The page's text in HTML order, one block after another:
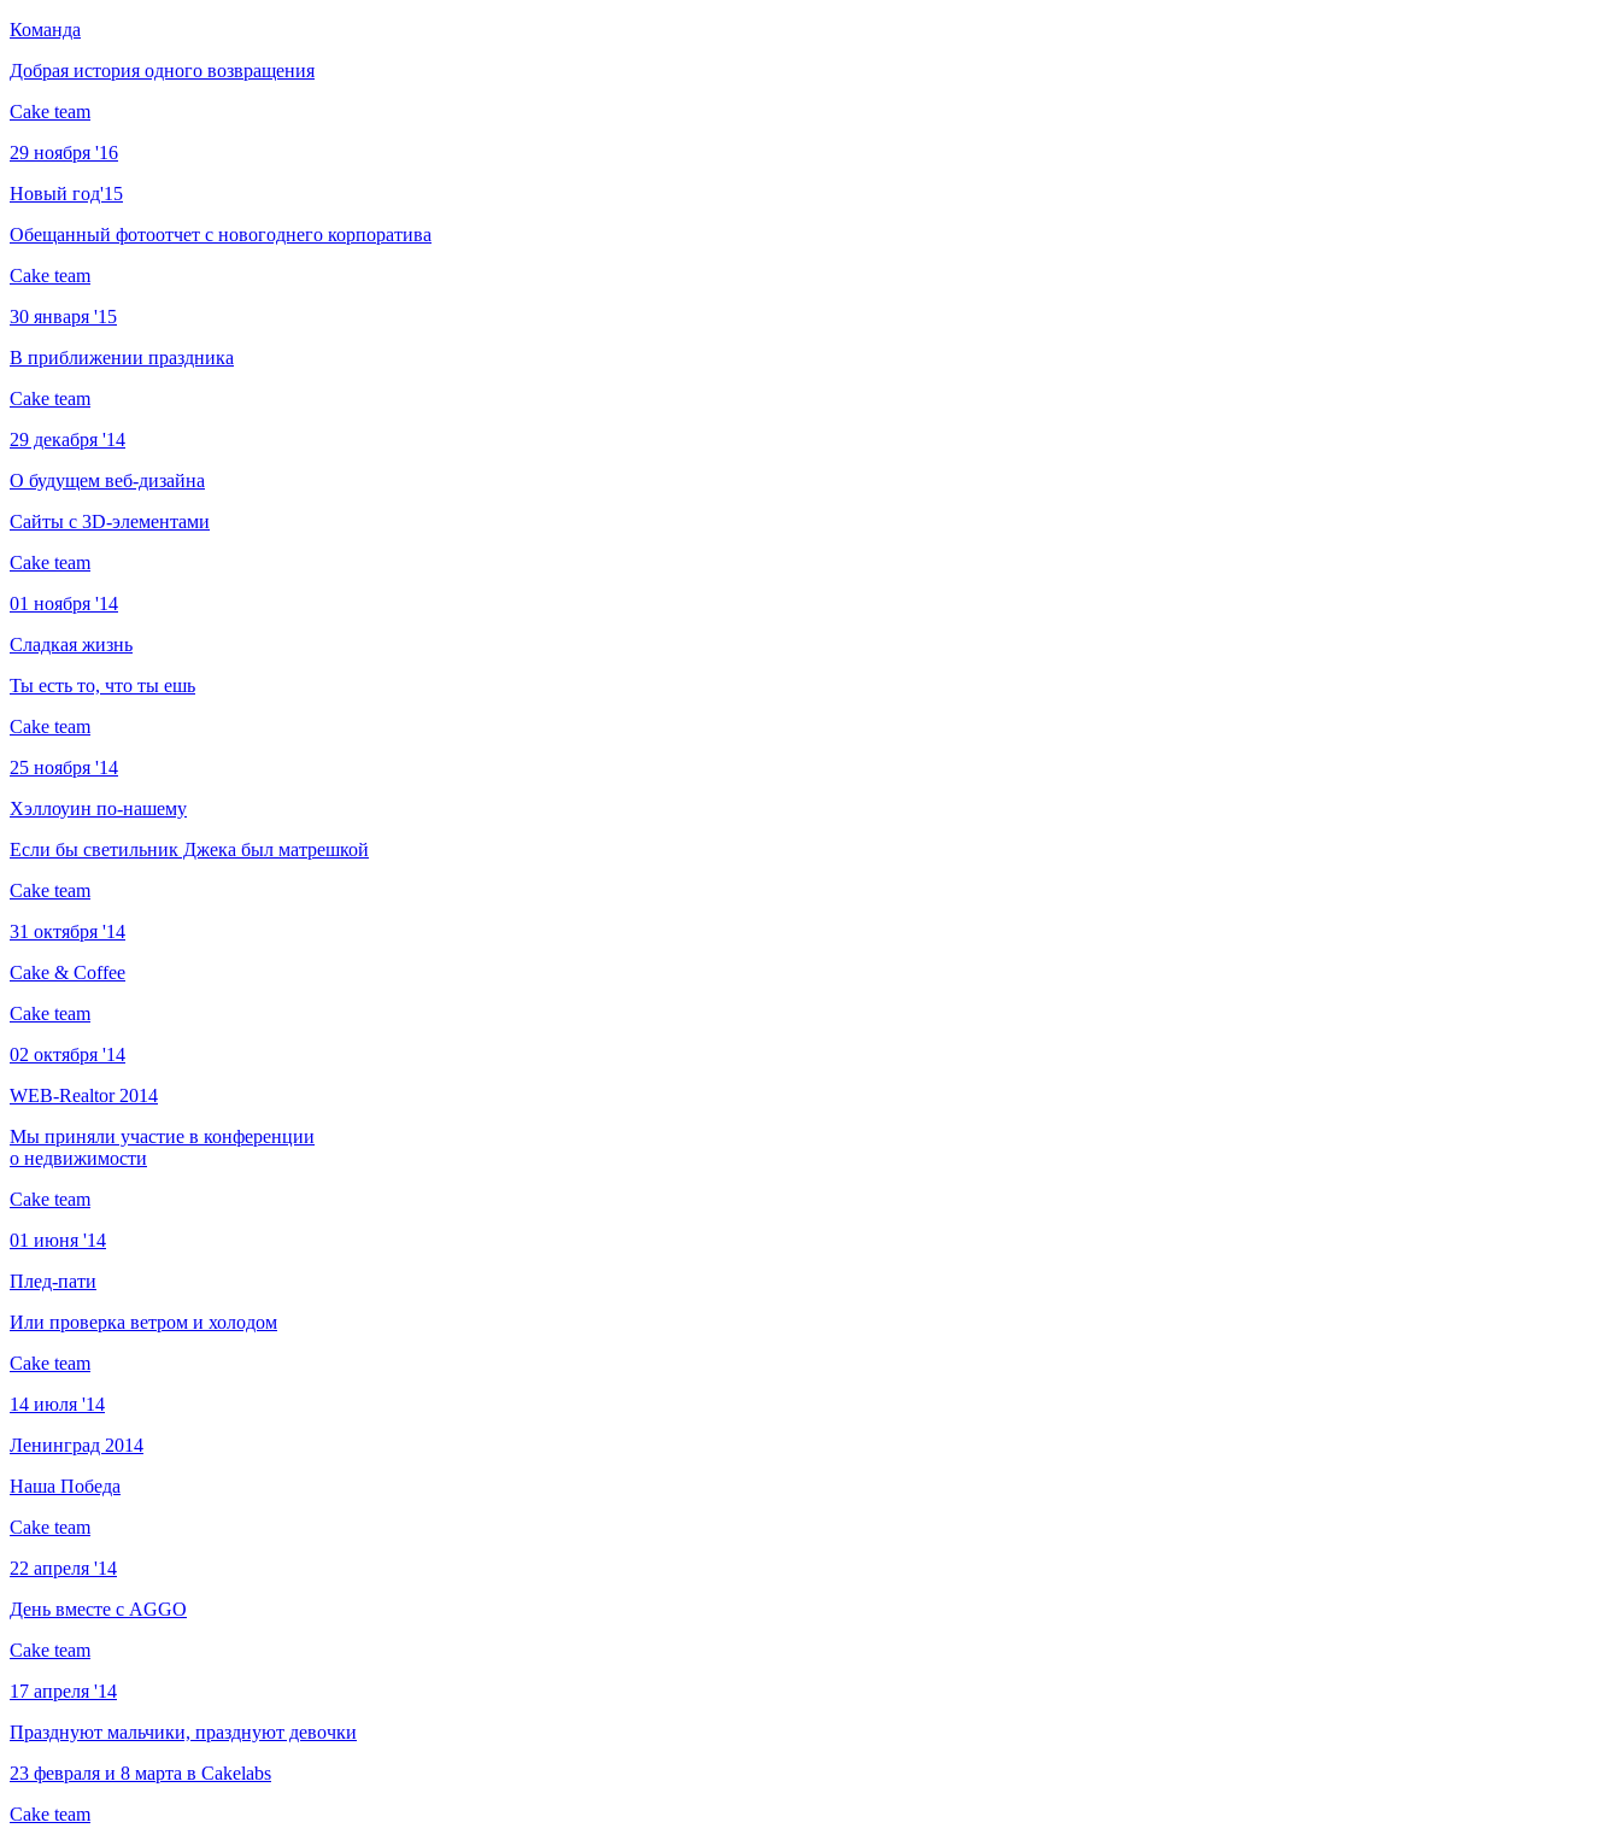
Команда
Добрая история одного возвращения
Cake team
29 ноября '16
Новый год'15
Обещанный фотоотчет с новогоднего корпоратива
Cake team
30 января '15
В приближении праздника
Cake team
29 декабря '14
О будущем веб-дизайна
Сайты с 3D-элементами
Cake team
01 ноября '14
Сладкая жизнь
Ты есть то, что ты ешь
Cake team
25 ноября '14
Хэллоуин по-нашему
Если бы светильник Джека был матрешкой
Cake team
31 октября '14
Cake & Coffee
Cake team
02 октября '14
WEB-Realtor 2014
Мы приняли участие в конференции
о недвижимости
Cake team
01 июня '14
Плед-пати
Или проверка ветром и холодом
Cake team
14 июля '14
Ленинград 2014
Наша Победа
Cake team
22 апреля '14
День вместе с AGGO
Cake team
17 апреля '14
Празднуют мальчики, празднуют девочки
23 февраля и 8 марта в Cakelabs
Cake team